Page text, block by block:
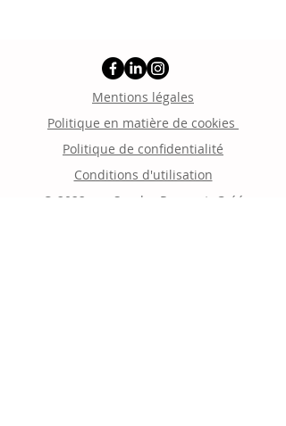
Mentions légales
Politique en matière de cookies
Politique de confidentialité
Conditions d'utilisation
© 2022 par Sandra Rocquet. Créé